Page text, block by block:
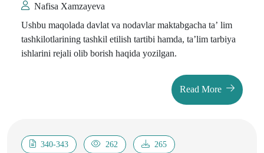
Nafisa Xamzayeva
Ushbu maqolada davlat va nodavlar maktabgacha ta’ lim
tashkilotlarining tashkil etilish tartibi hamda, ta’lim tarbiya
ishlarini rejali olib borish haqida yozilgan.
Read More
340-343 262 265